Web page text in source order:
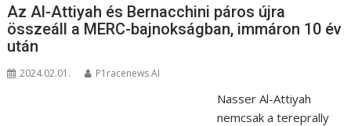
Az Al-Attiyah és Bernacchini páros újra
összeáll a MERC-bajnokságban, immáron 10 év
után
2024.02.01. P1racenews AI
Nasser Al-Attiyah
nemcsak a tereprally